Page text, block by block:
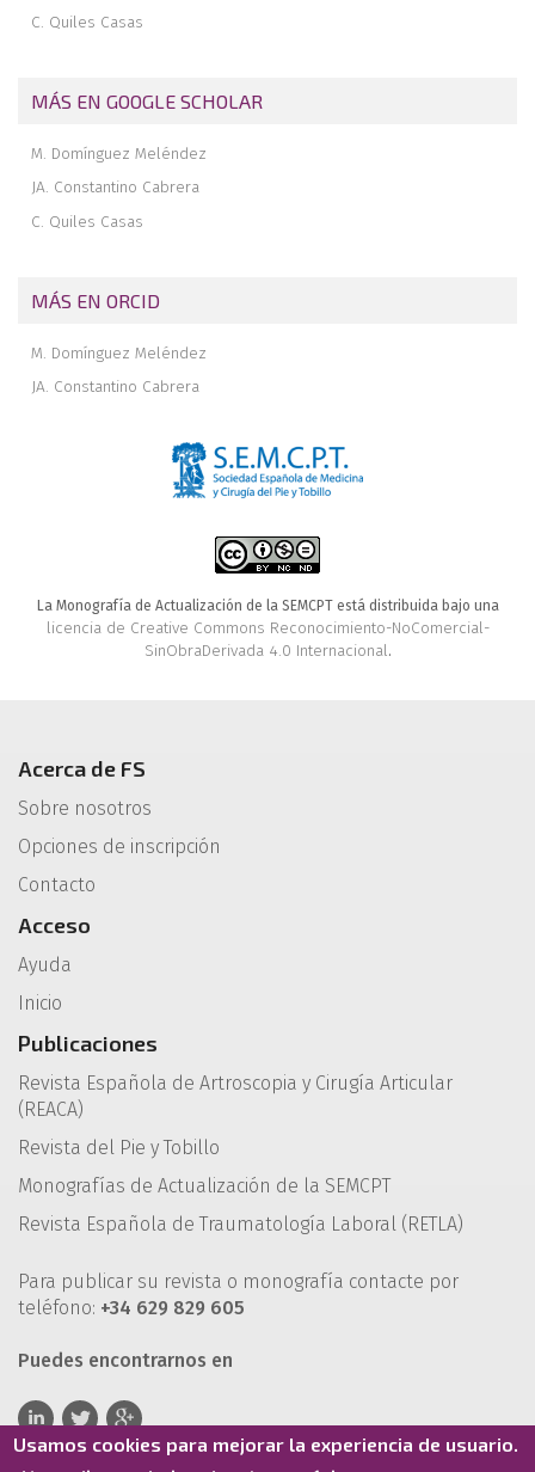
C. Quiles Casas
MÁS EN GOOGLE SCHOLAR
M. Domínguez Meléndez
JA. Constantino Cabrera
C. Quiles Casas
MÁS EN ORCID
M. Domínguez Meléndez
JA. Constantino Cabrera
La Monografía de Actualización de la SEMCPT está distribuida bajo una
licencia de Creative Commons Reconocimiento-NoComercial-
SinObraDerivada 4.0 Internacional.
Acerca de FS
Sobre nosotros
Opciones de inscripción
Contacto
Acceso
Ayuda
Inicio
Publicaciones
Revista Española de Artroscopia y Cirugía Articular
(REACA)
Revista del Pie y Tobillo
Monografías de Actualización de la SEMCPT
Revista Española de Traumatología Laboral (RETLA)
Para publicar su revista o monografía contacte por
teléfono: +34 629 829 605
Puedes encontrarnos en
Usamos cookies para mejorar la experiencia de usuario.